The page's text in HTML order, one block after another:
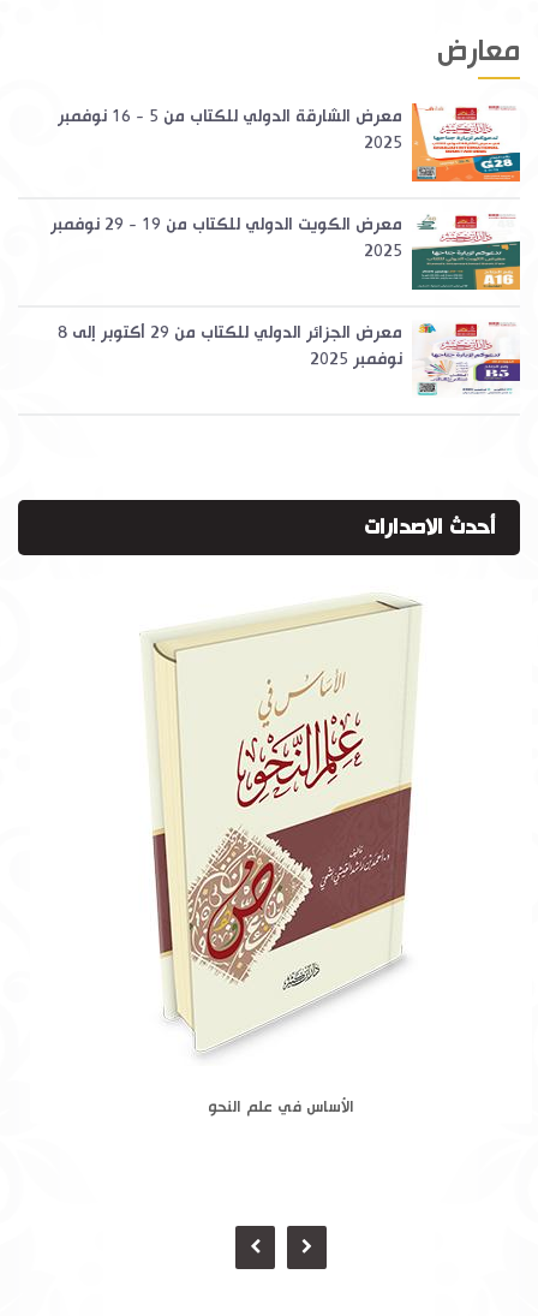
معارض
معرض الشارقة الدولي للكتاب من 5 - 16 نوفمبر
2025
معرض الكويت الدولي للكتاب من 19 - 29 نوفمبر
2025
معرض الجزائر الدولي للكتاب من 29 أكتوبر إلى 8
نوفمبر 2025
أحدث الاصدارات
الأساس في علم النحو